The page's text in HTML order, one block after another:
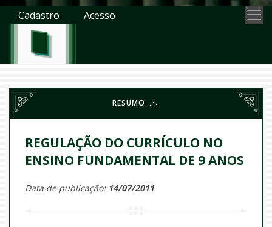
Cadastro Acesso
RESUMO
REGULAÇÃO DO CURRÍCULO NO
ENSINO FUNDAMENTAL DE 9 ANOS
Data de publicação: 14/07/2011